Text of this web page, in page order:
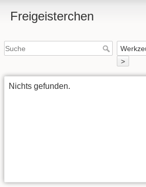
Freigeisterchen
>
Nichts gefunden.